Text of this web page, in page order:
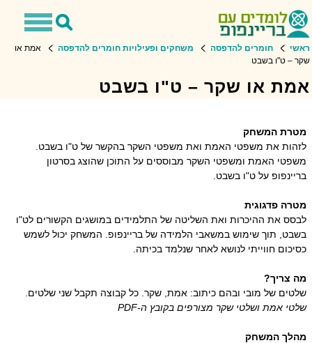
Toggle
navigationToggle
חומרים להדפסה משחקים ופעילויות חומרים להדפסה
אמת או
– ט"ו בשבט
או שקר – ט"ו בשבט
המשחק
את משפטי האמת ואת משפטי השקר בהקשר של ט"ו בשבט.
האמת ומשפטי השקר מבוססים על התוכן שהוצג בסרטון
על ט"ו בשבט.
פדגוגית
את ההיכרות ואת השליטה של התלמידים במושגים הקשורים לט"ו
תוך שימוש במשאבי הלמידה של בריינפופ. המשחק יכול לשמש
חווייתי לנושא לאחר שנלמד בכיתה.
צריך?
של מובי ובהם כיתוב: אמת, שקר. כל קבוצה תקבל שני שלטים.
אמת ושלטי שקר מצורפים בקובץ ה- PDF
המשחק